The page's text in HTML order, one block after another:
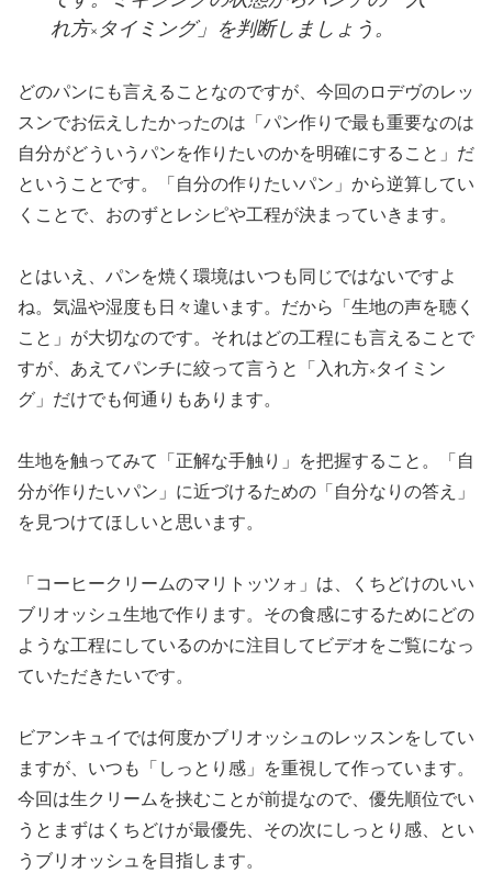
れ方×タイミング」を判断しましょう。
どのパンにも言えることなのですが、今回のロデヴのレッ
スンでお伝えしたかったのは「パン作りで最も重要なのは
自分がどういうパンを作りたいのかを明確にすること」だ
ということです。「自分の作りたいパン」から逆算してい
くことで、おのずとレシピや工程が決まっていきます。
とはいえ、パンを焼く環境はいつも同じではないですよ
ね。気温や湿度も日々違います。だから「生地の声を聴く
こと」が大切なのです。それはどの工程にも言えることで
すが、あえてパンチに絞って言うと「入れ方×タイミン
グ」だけでも何通りもあります。
生地を触ってみて「正解な手触り」を把握すること。「自
分が作りたいパン」に近づけるための「自分なりの答え」
を見つけてほしいと思います。
「コーヒークリームのマリトッツォ」は、くちどけのいい
ブリオッシュ生地で作ります。その食感にするためにどの
ような工程にしているのかに注目してビデオをご覧になっ
ていただきたいです。
ビアンキュイでは何度かブリオッシュのレッスンをしてい
ますが、いつも「しっとり感」を重視して作っています。
今回は生クリームを挟むことが前提なので、優先順位でい
うとまずはくちどけが最優先、その次にしっとり感、とい
うブリオッシュを目指します。